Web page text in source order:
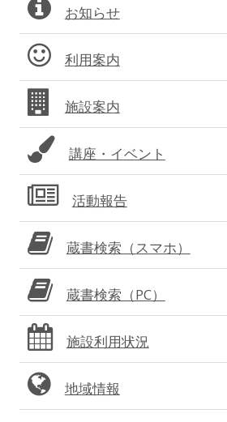
イ
ド
バ
ー
お知らせ
利用案内
施設案内
講座・イベント
活動報告
蔵書検索（スマホ）
蔵書検索（PC）
施設利用状況
地域情報